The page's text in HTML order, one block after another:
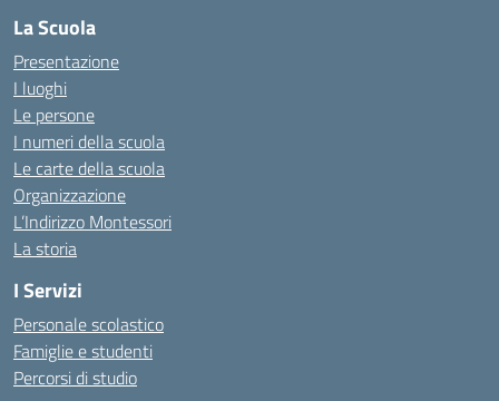
La Scuola
Presentazione
I luoghi
Le persone
I numeri della scuola
Le carte della scuola
Organizzazione
L’Indirizzo Montessori
La storia
I Servizi
Personale scolastico
Famiglie e studenti
Percorsi di studio